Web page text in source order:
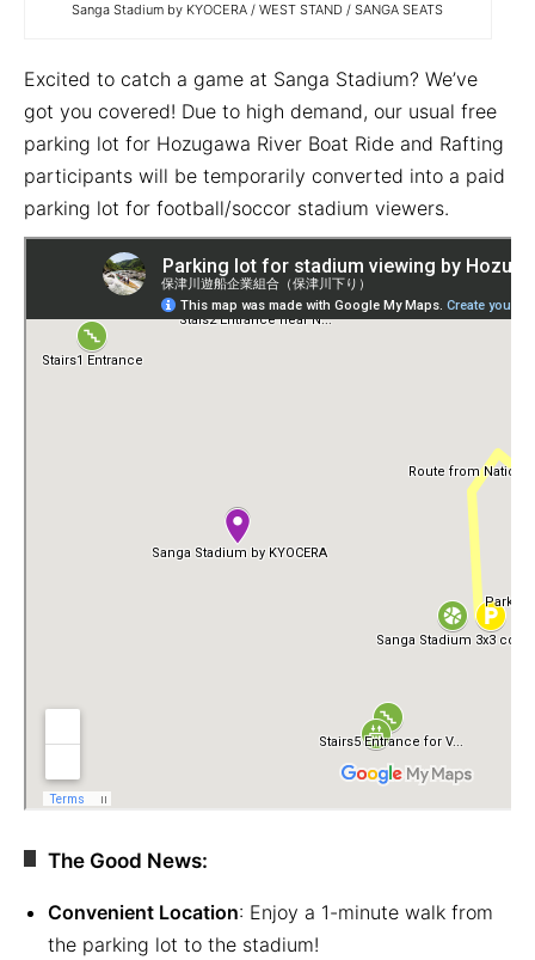
Sanga Stadium by KYOCERA / WEST STAND / SANGA SEATS
Excited to catch a game at Sanga Stadium? We’ve
got you covered! Due to high demand, our usual free
parking lot for Hozugawa River Boat Ride and Rafting
participants will be temporarily converted into a paid
parking lot for football/soccor stadium viewers.
The Good News:
Convenient Location: Enjoy a 1-minute walk from
the parking lot to the stadium!